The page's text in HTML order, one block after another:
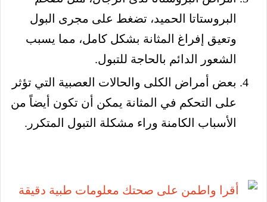
البروستاتا الحميد، تضغط على مجرى البول
وتعيق إفراغ المثانة بشكل كامل، مما يسبب
الشعور الدائم بالحاجة للتبول.
بعض أمراض الكلى والحالات العصبية التي تؤثر
على التحكم في المثانة يمكن أن تكون أيضاً من
الأسباب الكامنة وراء مشكلة التبول المتكرر.